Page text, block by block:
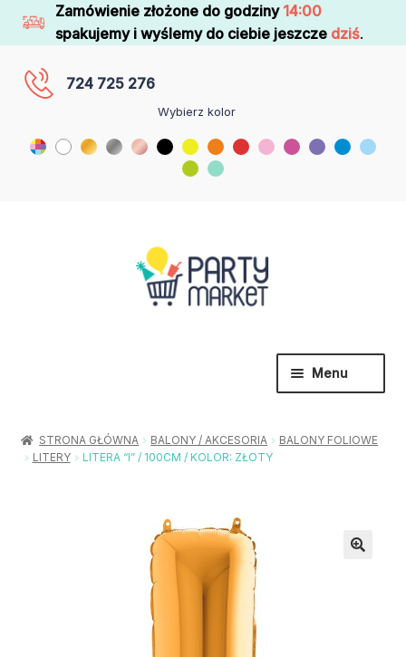
Zamówienie złożone do godziny 14:00
spakujemy i wyślemy do ciebie jeszcze dziś.
724 725 276
Wybierz kolor
Menu
menu
Urodziny / Imprezy
Rozwiń
STRONA GŁÓWNA BALONY / AKCESORIA
BALONY FOLIOWE
LITERY
LITERA “I” / 100CM / KOLOR: ZŁOTY